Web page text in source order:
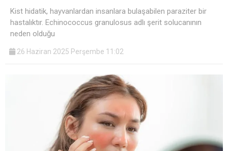
Kist hidatik, hayvanlardan insanlara bulaşabilen paraziter bir
hastalıktır. Echinococcus granulosus adlı şerit solucanının
neden olduğu
26 Haziran 2025 Perşembe 11:02